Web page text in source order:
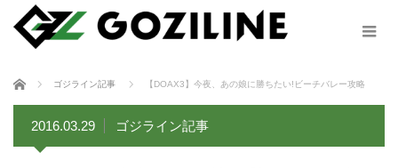
ホーム ゴジライン記事 【DOAX3】今夜、あの娘に勝ちたい!ビーチバレー攻略
2016.03.29 ゴジライン記事